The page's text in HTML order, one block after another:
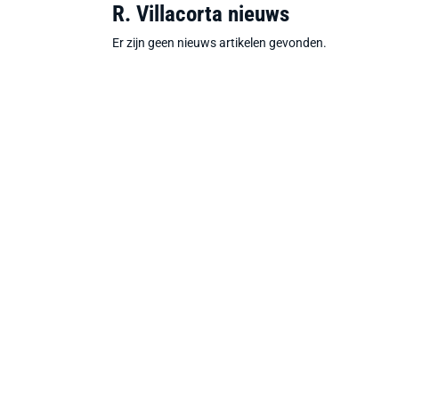
R. Villacorta nieuws
Er zijn geen nieuws artikelen gevonden.